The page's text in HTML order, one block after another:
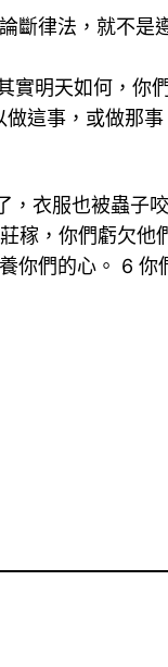
斷律法，就不是
明天如何，你
這事，或做那
衣服也被蟲子
稼，你們虧欠他
你們的心。 6